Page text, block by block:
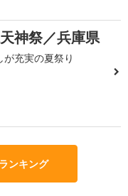
神祭／兵庫県
充実の夏祭り
ンキング